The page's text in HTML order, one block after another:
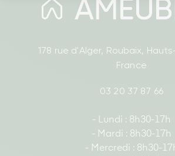
178 rue d'Alger, Roubaix,
France
03 20 37 87 66
- Lundi : 8h30-17h
- Mardi : 8h30-17h
- Mercredi : 8h30-